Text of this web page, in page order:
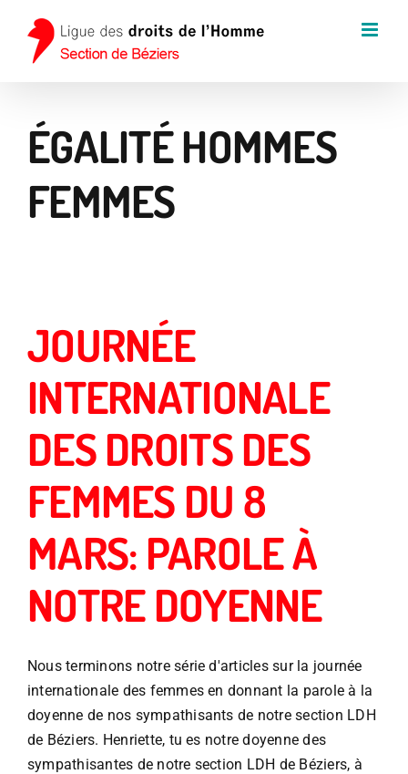
contenu
ÉGALITÉ HOMMES
FEMMES
JOURNÉE
INTERNATIONALE
DES DROITS DES
FEMMES DU 8
MARS: PAROLE À
NOTRE DOYENNE
Nous terminons notre série d'articles sur la journée
internationale des femmes en donnant la parole à la
doyenne de nos sympathisants de notre section LDH
de Béziers. Henriette, tu es notre doyenne des
sympathisantes de notre section LDH de Béziers, à